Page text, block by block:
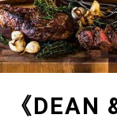
《DEAN